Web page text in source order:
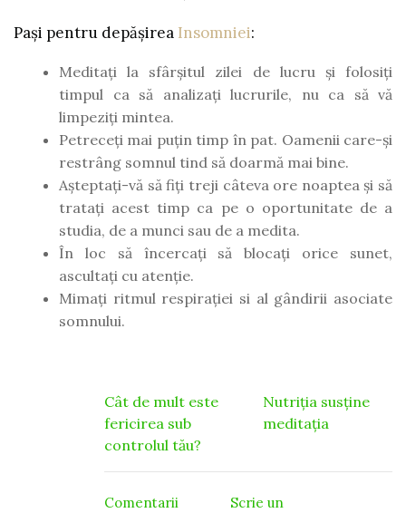
Pași pentru depășirea Insomniei:
Meditați la sfârșitul zilei de lucru și folosiți
timpul ca să analizați lucrurile, nu ca să vă
limpeziți mintea.
Petreceți mai puțin timp în pat. Oamenii care-și
restrâng somnul tind să doarmă mai bine.
Așteptați-vă să fiți treji câteva ore noaptea și să
tratați acest timp ca pe o oportunitate de a
studia, de a munci sau de a medita.
În loc să încercați să blocați orice sunet,
ascultați cu atenție.
Mimați ritmul respirației si al gândirii asociate
somnului.
Navigare
în
articole
Cât de mult este
fericirea sub
controlul tău?
Nutriția susține
meditația
Comentarii
Scrie un